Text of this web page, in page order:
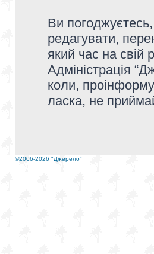
Ви
редагувати,
який час на свій
Адміністрація
коли,
ласка, не
©2006-2026 "Джерело"